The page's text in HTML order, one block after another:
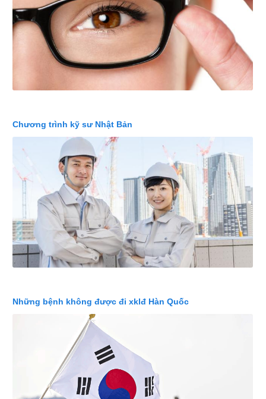
Chương trình kỹ sư Nhật Bản
Những bệnh không được đi xklđ Hàn Quốc